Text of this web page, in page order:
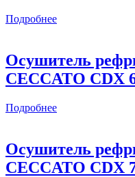
Подробнее
Осушитель
CECCATO CDX
Подробнее
Осушитель
CECCATO CDX